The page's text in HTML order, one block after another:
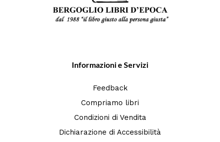
Informazioni e Servizi
Feedback
Compriamo libri
Condizioni di Vendita
Dichiarazione di Accessibilità